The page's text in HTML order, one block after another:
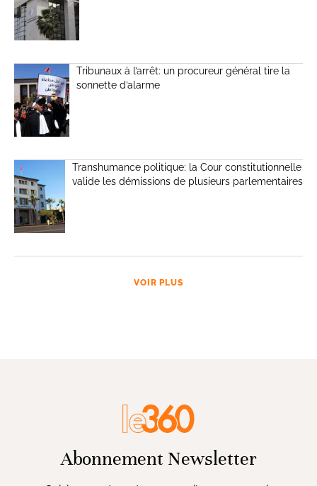
Tribunaux à l’arrêt: un procureur général tire la
sonnette d’alarme
Transhumance politique: la Cour constitutionnelle
valide les démissions de plusieurs parlementaires
VOIR PLUS
Abonnement Newsletter